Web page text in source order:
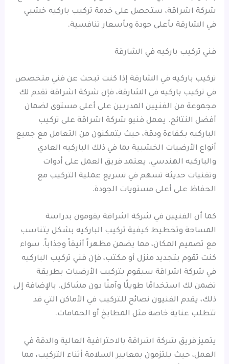
شركة اشراقة، ستحصل على خدمة تركيب باركيه خشبي
في الشارقة بأعلى جودة وبأسعار تنافسية.
فني تركيب باركيه في الشارقة
تركيب باركيه في الشارقة إذا كنت تبحث عن فني متخصص
في تركيب باركيه في الشارقة، فإن شركة اشراقة تقدم لك
مجموعة من الفنيين المدربين على أعلى مستوى لضمان
أفضل النتائج. يعمل فنيو شركة اشراقة على تركيب
الباركيه بكفاءة ودقة، حيث يتمكنون من التعامل مع جميع
أنواع الأرضيات الخشبية بما في ذلك الباركيه العادي
والباركيه الهندسي. يعتمد فريق العمل على أدوات
وتقنيات حديثة تسهم في تسريع عملية التركيب مع
الحفاظ على أعلى مستويات الجودة.
كما أن الفنيين في شركة اشراقة يقومون بدراسة
المساحة وتخطيط كيفية تركيب الباركيه بشكل يتناسب
مع تصميم المكان، مما يضمن مظهراً أنيقاً وجذاباً. سواء
كنت تقوم بتجديد منزل أو مكتب، فإن فني تركيب الباركيه
في شركة اشراقة سيقوم بتركيب الأرضيات بطريقة
تضمن لك استخدامًا طويلًا وآمنًا دون مشاكل. بالإضافة إلى
ذلك، يقدم الفنيون نصائح للتركيب في الأماكن التي قد
تتطلب عناية خاصة مثل المطابخ أو الحمامات.
يتميز فريق شركة اشراقة بالاحترافية العالية والدقة في
العمل، حيث يلتزمون بمعايير السلامة أثناء التركيب، مما